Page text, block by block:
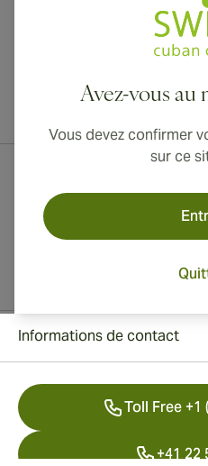
Avez-vous au
Vous devez confirmer
sur ce
Livraison internationale
Informations de contact
Toll Free +1
+41 22